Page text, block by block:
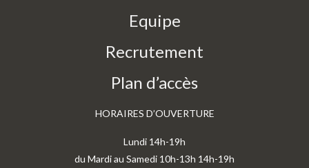
Equipe
Recrutement
Plan d’accès
HORAIRES D’OUVERTURE
Lundi 14h-19h
du Mardi au Samedi 10h-13h 14h-19h